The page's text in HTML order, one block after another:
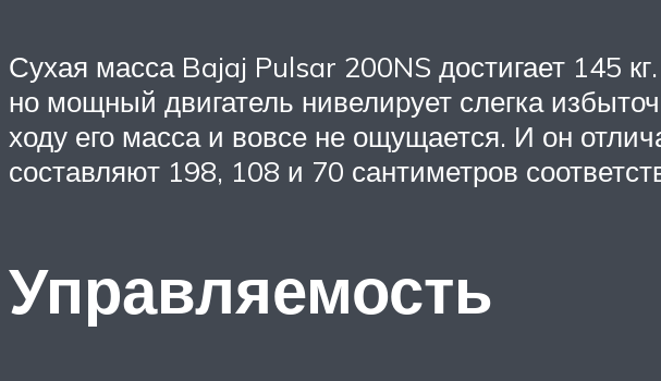
Сухая масса Bajaj Pulsar 200NS достигает 145
но мощный двигатель нивелирует слегка
ходу его масса и вовсе не ощущается. И он
составляют 198, 108 и 70 сантиметров
Управляемость